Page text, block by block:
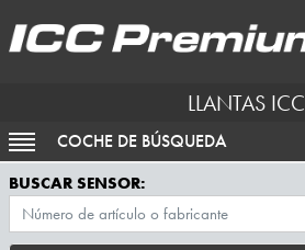
LLANTAS ICC
ACTIVAR NAVEGACIÓN
COCHE DE BÚSQUEDA
BUSCAR SENSOR: